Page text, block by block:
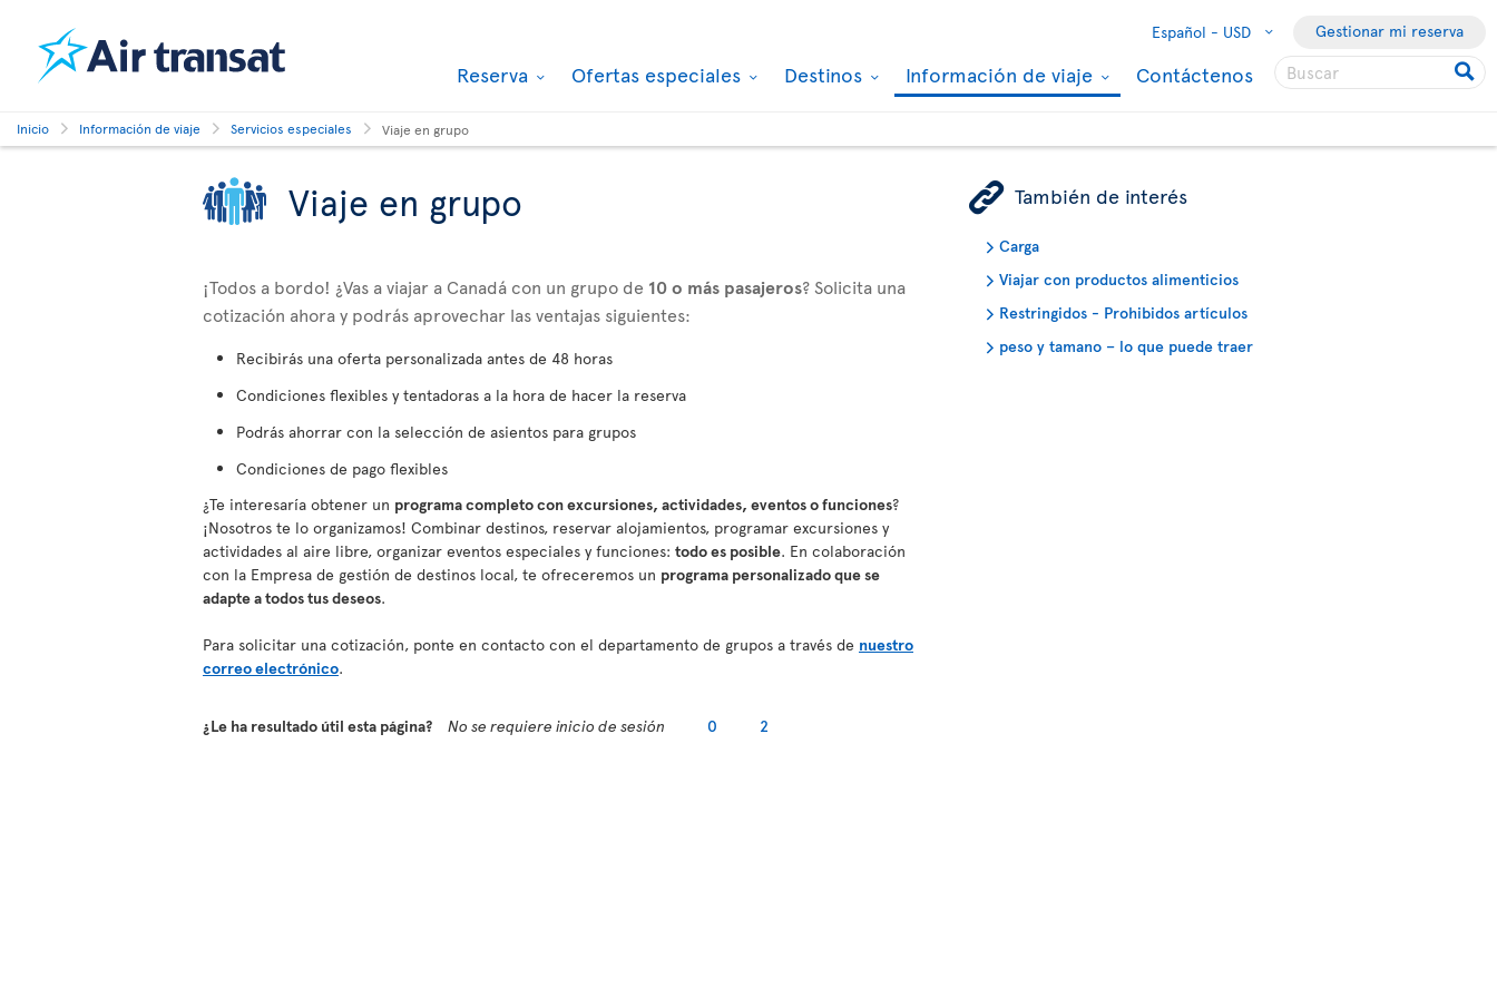
Español - USD Gestionar mi reserva
Reserva Ofertas especiales Destinos Información de viaje Contáctenos
Inicio Información de viaje Servicios especiales Viaje en grupo
Viaje en grupo
¡Todos a bordo! ¿Vas a viajar a Canadá con un grupo de 10 o más pasajeros? Solicita una
cotización ahora y podrás aprovechar las ventajas siguientes:
Recibirás una oferta personalizada antes de 48 horas
Condiciones flexibles y tentadoras a la hora de hacer la reserva
Podrás ahorrar con la selección de asientos para grupos
Condiciones de pago flexibles
¿Te interesaría obtener un programa completo con excursiones, actividades, eventos o funciones?
¡Nosotros te lo organizamos! Combinar destinos, reservar alojamientos, programar excursiones y
actividades al aire libre, organizar eventos especiales y funciones: todo es posible. En colaboración
con la Empresa de gestión de destinos local, te ofreceremos un programa personalizado que se
adapte a todos tus deseos.
Para solicitar una cotización, ponte en contacto con el departamento de grupos a través de nuestro
correo electrónico.
ÿ También de interés
Carga
Viajar con productos alimenticios
Restringidos - Prohibidos artículos
peso y tamano – lo que puede traer
¿Le ha resultado útil esta página? No se requiere inicio de sesión 0 2